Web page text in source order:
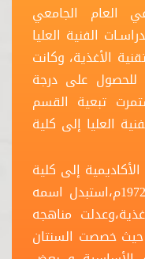
العام الجامعي
الفنية العليا
الأغذية، وكانت
على درجة
تبعية القسم
العليا إلى كلية
إلى كلية
الزراعة في العام الجامعي1972/1971م،استبدل اسمه
مناهجه
حيث خصصت السنتان